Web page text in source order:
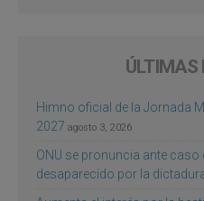
ÚLTIMAS
Himno oficial de la Jornada
2027 agosto 3, 2026
ONU se pronuncia ante
desaparecido por la